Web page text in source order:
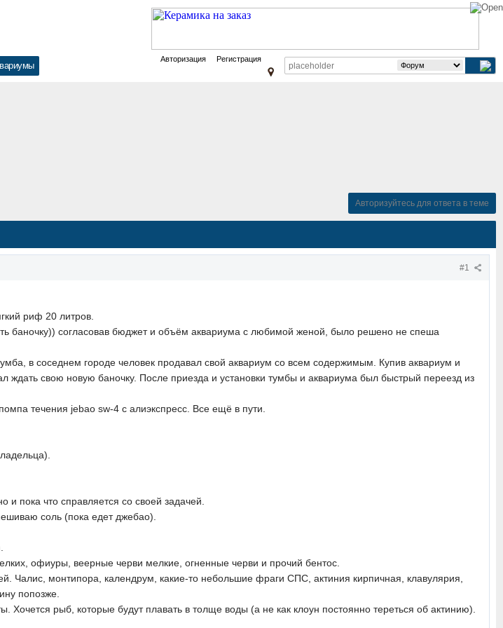
Авторизация Регистрация
Авторизуйтесь для ответа в теме
#1
риф 20 литров.
баночку)) согласовав бюджет и объём аквариума с любимой женой, было решено не спеша
в соседнем городе человек продавал свой аквариум со всем содержимым. Купив аквариум и
ждать свою новую баночку. После приезда и установки тумбы и аквариума был быстрый переезд из
течения jebao sw-4 с алиэкспресс. Все ещё в пути.
и пока что справляется со своей задачей.
соль (пока едет джебао).
офиуры, веерные черви мелкие, огненные черви и прочий бентос.
Чалис, монтипора, календрум, какие-то небольшие фраги СПС, актиния кирпичная, клавулярия,
попозже.
рыб, которые будут плавать в толще воды (а не как клоун постоянно тереться об актинию).